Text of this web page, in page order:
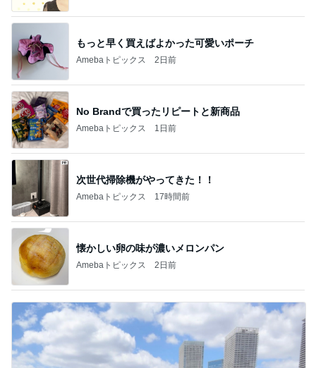
もっと早く買えばよかった可愛いポーチ
Amebaトピックス 2日前
No Brandで買ったリピートと新商品
Amebaトピックス 1日前
次世代掃除機がやってきた！！
Amebaトピックス 17時間前
懐かしい卵の味が濃いメロンパン
Amebaトピックス 2日前